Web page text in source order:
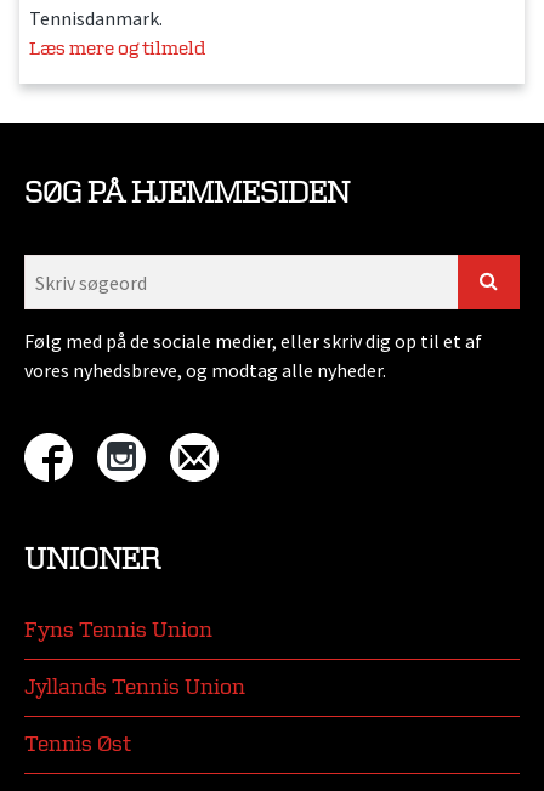
Tennisdanmark.
Læs mere og tilmeld
SØG PÅ HJEMMESIDEN
Følg med på de sociale medier, eller skriv dig op til et af
vores nyhedsbreve, og modtag alle nyheder.
UNIONER
Fyns Tennis Union
Jyllands Tennis Union
Tennis Øst